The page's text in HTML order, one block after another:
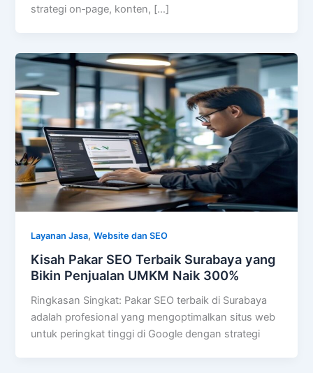
strategi on‑page, konten, […]
Layanan Jasa,Website dan SEO
Kisah Pakar SEO Terbaik Surabaya yang
Bikin Penjualan UMKM Naik 300%
Ringkasan Singkat: Pakar SEO terbaik di Surabaya
adalah profesional yang mengoptimalkan situs web
untuk peringkat tinggi di Google dengan strategi